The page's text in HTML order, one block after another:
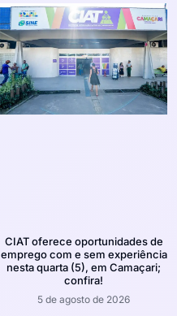
CIAT oferece oportunidades de
emprego com e sem experiência
nesta quarta (5), em Camaçari;
confira!
5 de agosto de 2026